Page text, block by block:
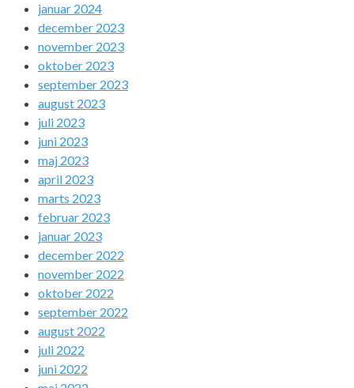
januar 2024
december 2023
november 2023
oktober 2023
september 2023
august 2023
juli 2023
juni 2023
maj 2023
april 2023
marts 2023
februar 2023
januar 2023
december 2022
november 2022
oktober 2022
september 2022
august 2022
juli 2022
juni 2022